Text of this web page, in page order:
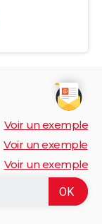
Voir un exemple
Voir un exemple
Voir un exemple